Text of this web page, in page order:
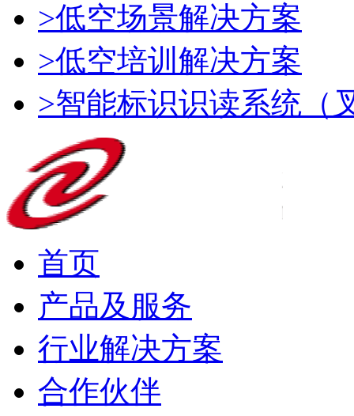
>低空场景解决方案
>低空培训解决方案
>智能标识识读系统（
首页
产品及服务
行业解决方案
合作伙伴